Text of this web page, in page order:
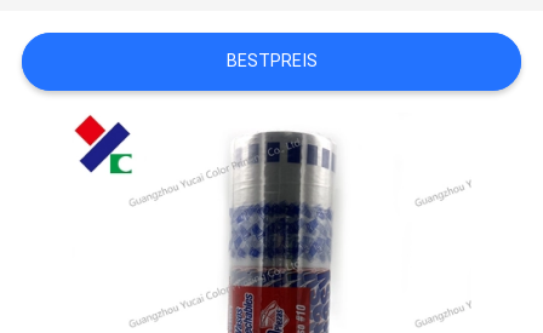
ZITAT
SITEMAP
PRIVACY
BESTPREIS